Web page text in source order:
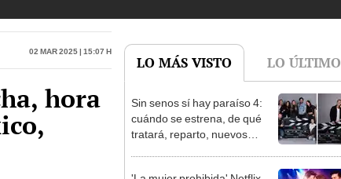
02 Mar 2025 | 15:07 h
hora
LO MÁS VISTO LO ÚLTIMO
Sin senos sí hay paraíso 4:
cuándo se estrena, de qué
tratará, reparto, nuevos